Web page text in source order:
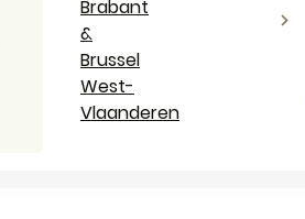
Brabant
&
Brussel
West-
Vlaanderen